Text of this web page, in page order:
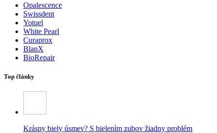
Opalescence
Swissdent
Yotuel
White Pearl
Curaprox
BlanX
BioRepair
Top články
Krásny biely úsmev? S bielením zubov žiadny problém